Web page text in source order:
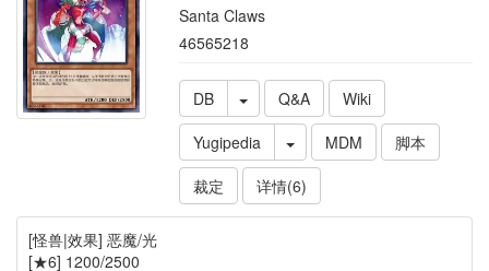
Santa Claws
46565218
DB Q&A
Wiki
Yugipedia
MDM
脚本
裁定
详情(6)
[怪兽|效果] 恶魔/光
[★6] 1200/2500